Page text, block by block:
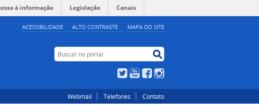
ACESSIBILIDADE ALTO CONTRASTE MAPA DO SITE
à informação Legislação Canais
Buscar no portal
TwitterYouTubeFacebook
Webmail Telefones Contato